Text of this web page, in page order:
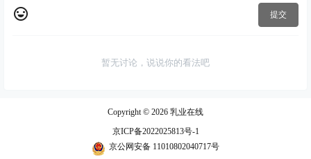
提交
暂无讨论，说说你的看法吧
Copyright © 2026 乳业在线
京ICP备2022025813号-1
京公网安备 11010802040717号